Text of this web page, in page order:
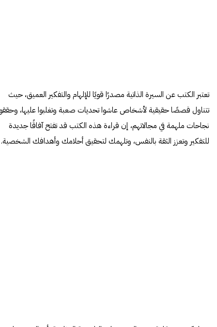
تعتبر الكتب عن السيرة الذاتية مصدرًا قويًا للإلهام والتفكير العميق، حيث
تتناول قصصًا حقيقية لأشخاص عاشوا تحديات صعبة وتغلبوا عليها،
نجاحات ملهمة في مجالاتهم، إن قراءة هذه الكتب قد تفتح آفاقًا جديدة
للتفكير وتعزز الثقة بالنفس، وتلهمك لتحقيق أحلامك وأهدافك الشخصية.